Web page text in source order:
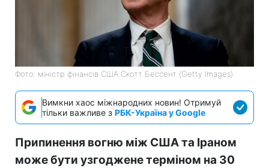
Фото: міністр фінансів США Скотт Бессент (Getty Images)
Вимкни хаос міжнародних новин! Отримуй
тільки важливе з РБК-Україна у Google
Припинення вогню між США та Іраном
може бути узгоджене терміном на 30